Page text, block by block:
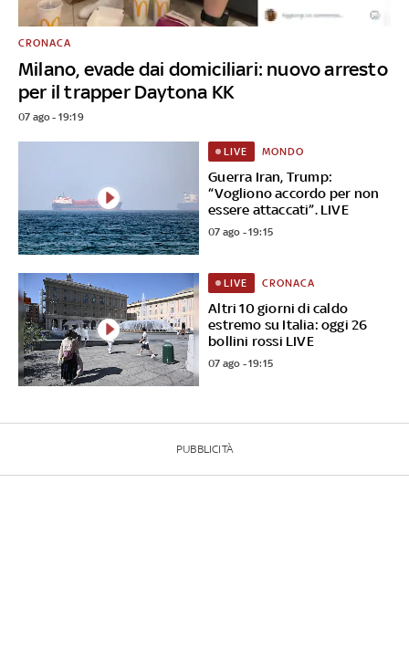
Milano, evade dai domiciliari: nuovo arresto
per il trapper Daytona KK
CRONACA
07 ago - 19:19
Guerra Iran, Trump:
“Vogliono accordo per non
essere attaccati”. LIVE
LIVE MONDO
07 ago - 19:15
Altri 10 giorni di caldo
estremo su Italia: oggi 26
bollini rossi LIVE
LIVE CRONACA
07 ago - 19:15
PUBBLICITÀ